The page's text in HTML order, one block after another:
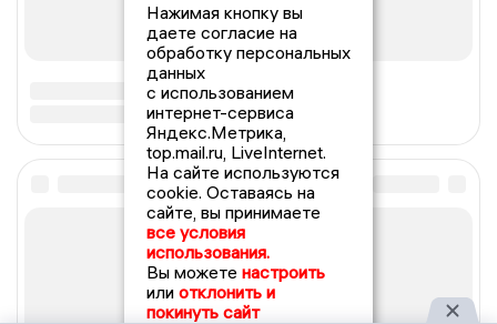
Нажимая кнопку вы
даете согласие на
обработку персональных
данных
с использованием
интернет-сервиса
Яндекс.Метрика,
top.mail.ru, LiveInternet.
На сайте используются
cookie. Оставаясь на
сайте, вы принимаете
все условия
использования.
Вы можете настроить
или отклонить и
покинуть сайт